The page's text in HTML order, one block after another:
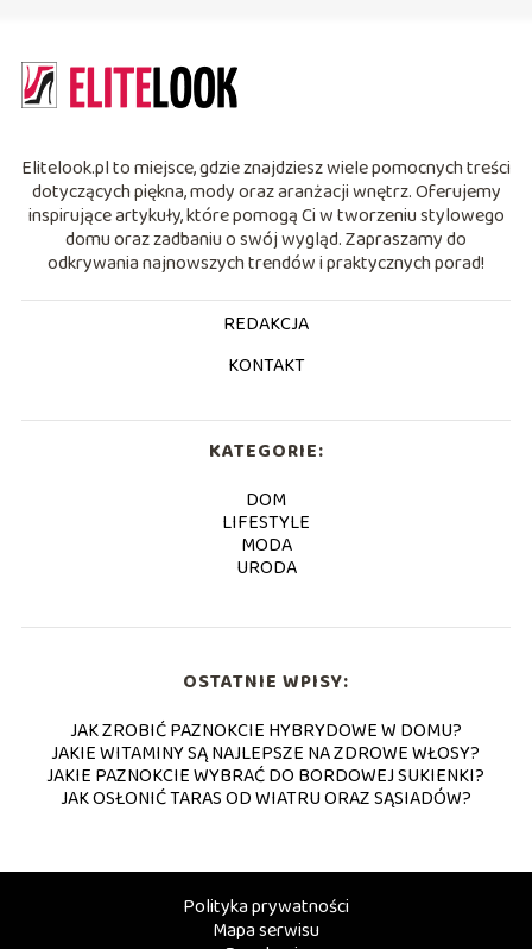
Elitelook.pl to miejsce, gdzie znajdziesz wiele pomocnych treści
dotyczących piękna, mody oraz aranżacji wnętrz. Oferujemy
inspirujące artykuły, które pomogą Ci w tworzeniu stylowego
domu oraz zadbaniu o swój wygląd. Zapraszamy do
odkrywania najnowszych trendów i praktycznych porad!
REDAKCJA
KONTAKT
KATEGORIE:
DOM
LIFESTYLE
MODA
URODA
OSTATNIE WPISY:
JAK ZROBIĆ PAZNOKCIE HYBRYDOWE W DOMU?
JAKIE WITAMINY SĄ NAJLEPSZE NA ZDROWE WŁOSY?
JAKIE PAZNOKCIE WYBRAĆ DO BORDOWEJ SUKIENKI?
JAK OSŁONIĆ TARAS OD WIATRU ORAZ SĄSIADÓW?
Polityka prywatności
Mapa serwisu